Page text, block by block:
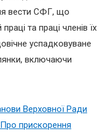
вести СФГ, що
та праці членів їх
успадковуване
включаючи
Верховної Ради
прискорення